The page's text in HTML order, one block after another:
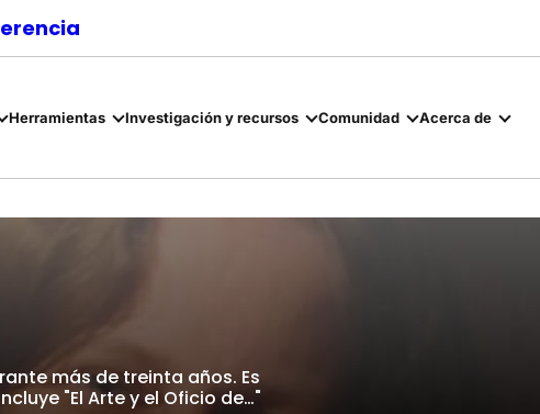
Herramientas Investigación y recursos Comunidad Acerca de
más de treinta años. Es
"El Arte y el Oficio de…"